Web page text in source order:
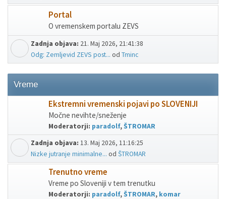
Portal
O vremenskem portalu ZEVS
Zadnja objava: 21. Maj 2026, 21:41:38
Odg: Zemljevid ZEVS post... od Tminc
Vreme
Ekstremni vremenski pojavi po SLOVENIJI
Močne nevihte/sneženje
Moderatorji: paradolf,ŠTROMAR
Zadnja objava: 13. Maj 2026, 11:16:25
Nizke jutranje minimalne... od ŠTROMAR
Trenutno vreme
Vreme po Sloveniji v tem trenutku
Moderatorji: paradolf,ŠTROMAR, komar